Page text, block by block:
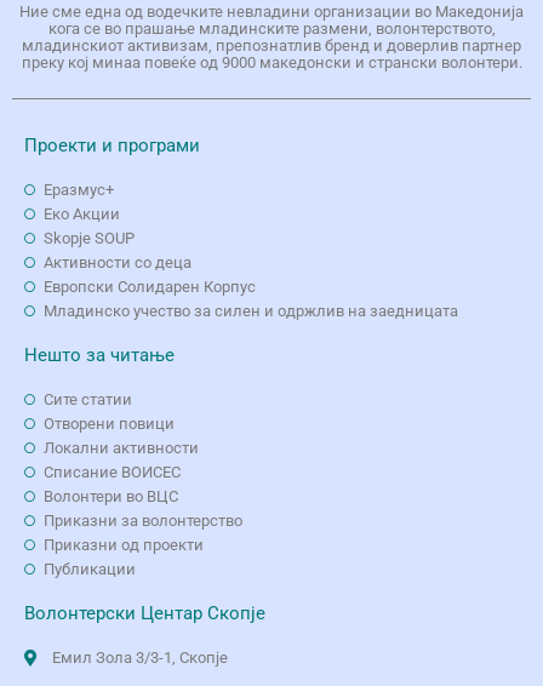
Ние сме една од водечките невладини организации во Македонија
кога се во прашање младинските размени, волонтерството,
младинскиот активизам, препознатлив бренд и доверлив партнер
преку кој минаа повеќе од 9000 македонски и странски волонтери.
Проекти и програми
Еразмус+
Еко Aкции
Skopje SOUP
Активности со деца
Европски Солидарен Корпус
Младинско учество за силен и одржлив на заедницата
Нешто за читање
Сите статии
Отворени повици
Локални активности
Списание ВОИСЕС
Волонтери во ВЦС
Приказни за волонтерство
Приказни од проекти
Публикации
Волонтерски Центар Скопје
Емил Зола 3/3-1, Скопје